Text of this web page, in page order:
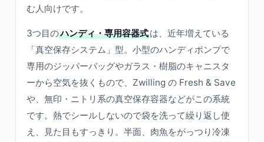
む人向けです。
3つ目のハンディ・専用容器式は、近年増えている
「真空保存システム」型。小型のハンディポンプで
専用のジッパーバッグやガラス・樹脂のキャニスタ
ーから空気を抜くもので、Zwilling の Fresh & Save
や、無印・ニトリ系の真空保存容器などがこの系統
です。熱でシールしないので袋を洗って繰り返し使
え、見た目もすっきり。半面、肉魚をがっつり冷凍